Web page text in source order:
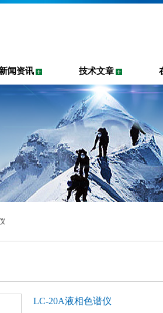
新闻资讯 技术文章
LC-20A液相色谱仪